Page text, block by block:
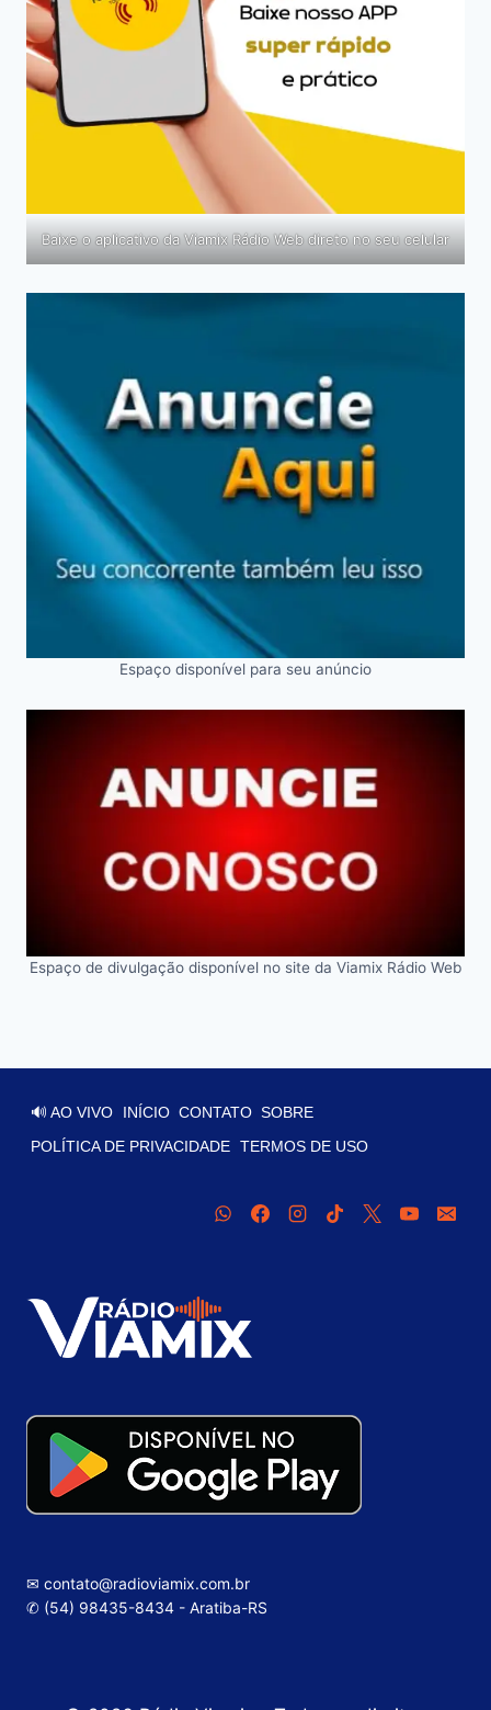
Baixe o aplicativo da Viamix Rádio Web direto no seu celular
Espaço disponível para seu anúncio
Espaço de divulgação disponível no site da Viamix Rádio Web
🔊 AO VIVO INÍCIO CONTATO SOBRE
POLÍTICA DE PRIVACIDADE TERMOS DE USO
✉ contato@radioviamix.com.br
✆ (54) 98435-8434 - Aratiba-RS